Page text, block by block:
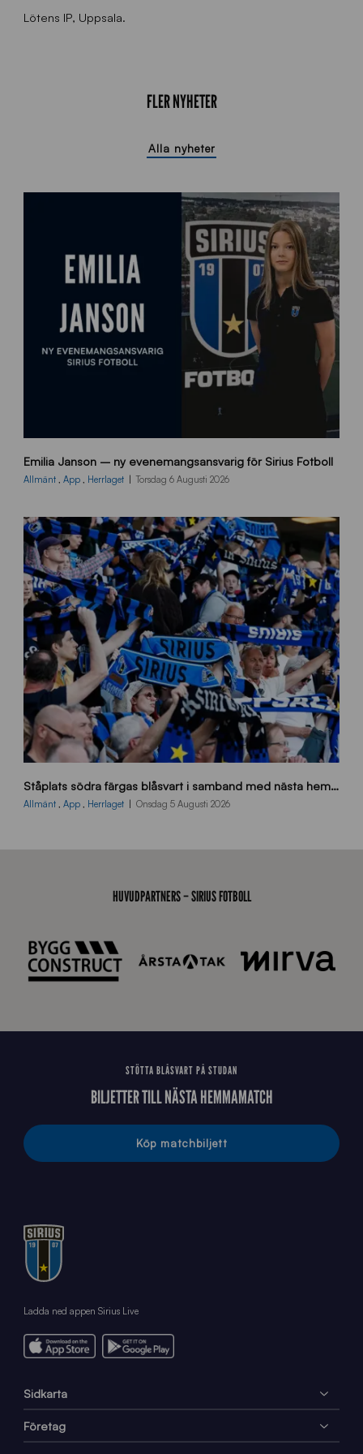
Lötens IP, Uppsala.
FLER NYHETER
Alla nyheter
0
0
7
0
0
_
E
J
Emilia Janson – ny evenemangsansvarig för Sirius Fotboll
Allmänt , App , Herrlaget Torsdag 6 Augusti 2026
ö
d
2
0
2
Ståplats södra färgas blåsvart i samband med nästa hemmamatch
Allmänt , App , Herrlaget Onsdag 5 Augusti 2026
HUVUDPARTNERS – SIRIUS FOTBOLL
STÖTTA BLÅSVART PÅ STUDAN
BILJETTER TILL NÄSTA HEMMAMATCH
Köp matchbiljett
Ladda ned appen Sirius Live
Sidkarta
Företag